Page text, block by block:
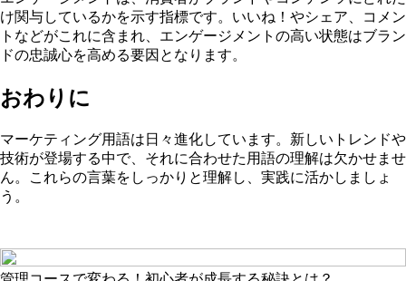
け関与しているかを示す指標です。いいね！やシェア、コメン
トなどがこれに含まれ、エンゲージメントの高い状態はブラン
ドの忠誠心を高める要因となります。
おわりに
マーケティング用語は日々進化しています。新しいトレンドや
技術が登場する中で、それに合わせた用語の理解は欠かせませ
ん。これらの言葉をしっかりと理解し、実践に活かしましょ
う。